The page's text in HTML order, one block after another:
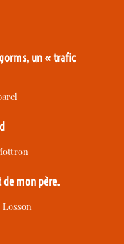
un « trafic
de mon père.
Losson